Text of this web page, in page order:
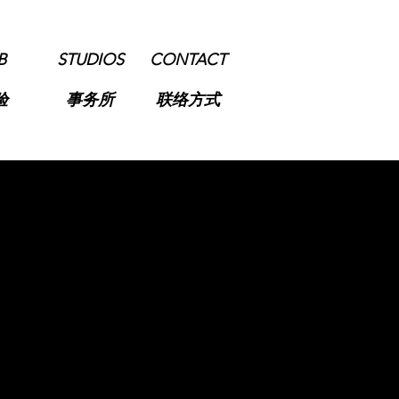
STUDIOS CONTACT
事务所 联络方式